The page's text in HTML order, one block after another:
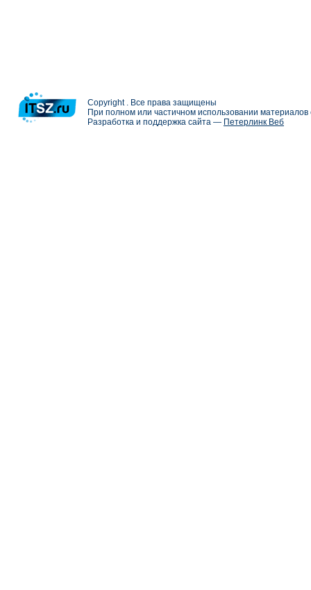
Copyright . Все права защищены
При полном или частичном использовании
Разработка и поддержка сайта — Петерлинк Веб